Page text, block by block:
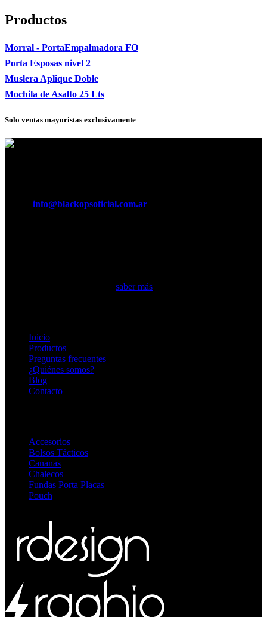
Productos
Morral - PortaEmpalmadora FO
Porta Esposas nivel 2
Muslera Aplique Doble
Mochila de Asalto 25 Lts
Solo ventas mayoristas exclusivamente
info@blackopsoficial.com.ar
saber más
Inicio
Productos
Preguntas frecuentes
¿Quiénes somos?
Blog
Contacto
Accesorios
Bolsos Tácticos
Cananas
Chalecos
Fundas Porta Placas
Pouch